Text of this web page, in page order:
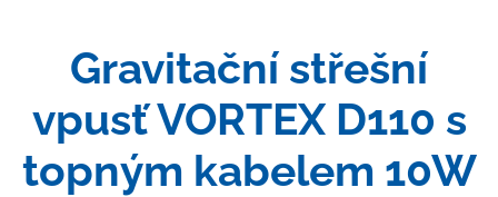
Gravitační střešní
vpusť VORTEX D110 s
topným kabelem 10W